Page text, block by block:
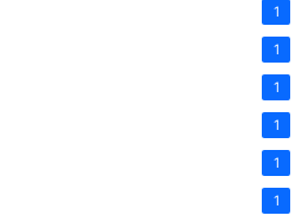
1
1
1
1
1
1